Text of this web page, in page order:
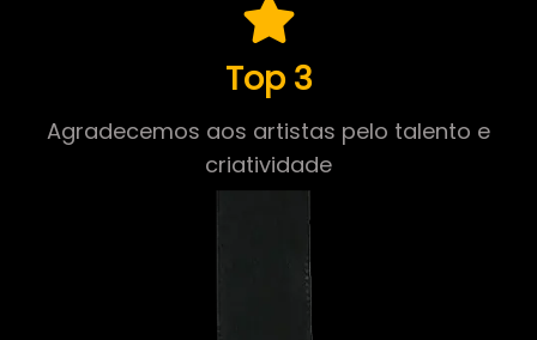
Top 3
Agradecemos aos artistas pelo talento e
criatividade